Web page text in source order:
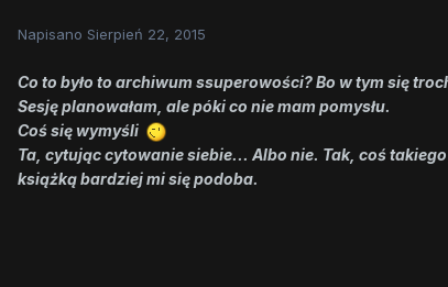
Napisano Sierpień 22, 2015
Co to było to archiwum ssuperowości? Bo w tym się
Sesję planowałam, ale póki co nie mam pomysłu.
Coś się wymyśli
Ta, cytując cytowanie siebie... Albo nie. Tak, coś
książką bardziej mi się podoba.